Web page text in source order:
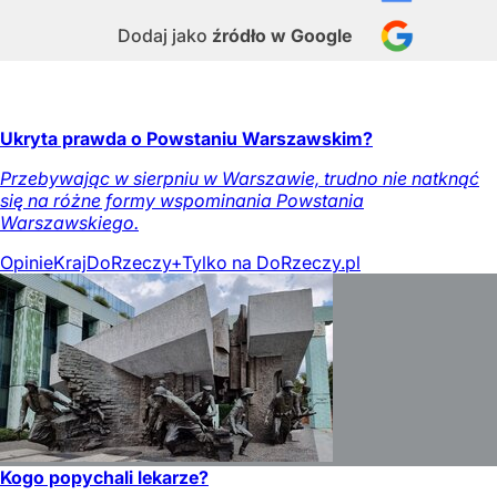
Dodaj jako źródło w Google
Ukryta prawda o Powstaniu Warszawskim?
Przebywając w sierpniu w Warszawie, trudno nie natknąć
się na różne formy wspominania Powstania
Warszawskiego.
OpinieKrajDoRzeczy+Tylko na DoRzeczy.pl
Kogo popychali lekarze?